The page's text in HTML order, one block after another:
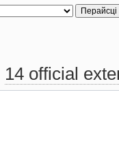
14 official